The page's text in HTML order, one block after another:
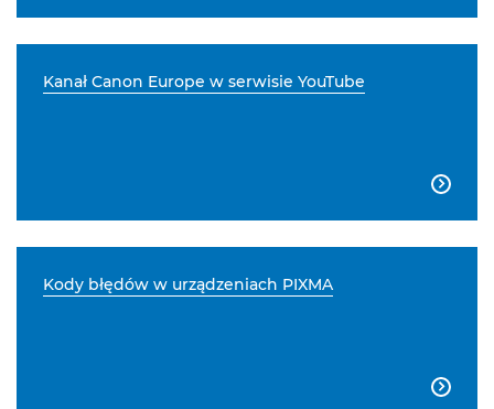
Kanał Canon Europe w serwisie YouTube

Kody błędów w urządzeniach PIXMA
